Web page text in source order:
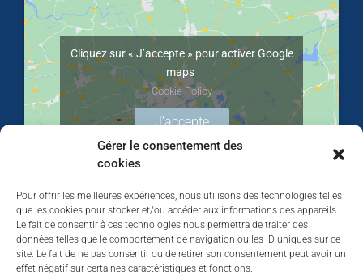
Gérer le consentement des
cookies
Pour offrir les meilleures expériences, nous utilisons des technologies telles
que les cookies pour stocker et/ou accéder aux informations des appareils.
Le fait de consentir à ces technologies nous permettra de traiter des
données telles que le comportement de navigation ou les ID uniques sur ce
site. Le fait de ne pas consentir ou de retirer son consentement peut avoir un
effet négatif sur certaines caractéristiques et fonctions.
Cliquez sur « J’accepte » pour activer Google
maps
Cookie Policy
J’accepte